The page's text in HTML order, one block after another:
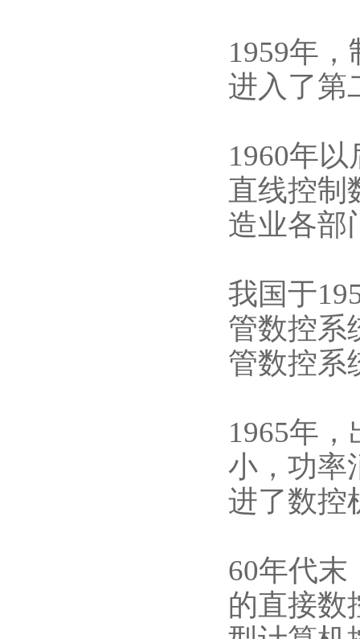
1959年
进入了第
1960年
直线控制
造业各部
我国于
管数控系
管数控系
1965年
小，功率
进了数控
60年代末
的直接数